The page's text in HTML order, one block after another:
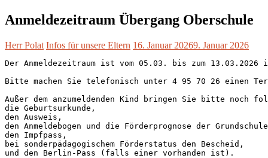
Anmeldezeitraum Übergang Oberschule
Herr Polat Infos für unsere Eltern 16. Januar 20269. Januar 2026
Der Anmeldezeitraum ist vom 05.03. bis zum
Bitte machen Sie telefonisch unter 4 95 70 26 einen
Außer dem anzumeldenden Kind bringen Sie bitte noch
die Geburtsurkunde,
den Ausweis,
den Anmeldebogen und die Förderprognose der
den Impfpass,
bei sonderpädagogischem Förderstatus den Bescheid,
und den Berlin-Pass (falls einer vorhanden ist).